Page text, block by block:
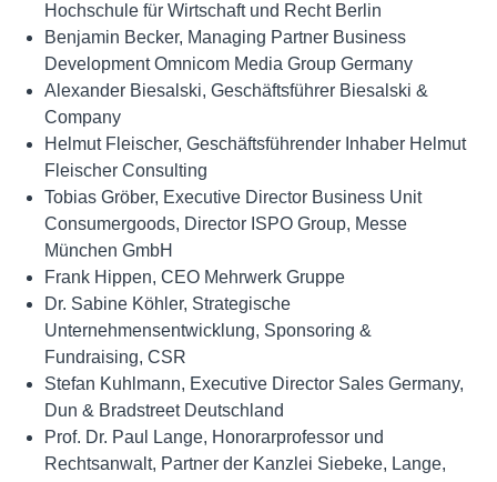
Hochschule für Wirtschaft und Recht Berlin
Benjamin Becker, Managing Partner Business
Development Omnicom Media Group Germany
Alexander Biesalski, Geschäftsführer Biesalski &
Company
Helmut Fleischer, Geschäftsführender Inhaber Helmut
Fleischer Consulting
Tobias Gröber, Executive Director Business Unit
Consumergoods, Director ISPO Group, Messe
München GmbH
Frank Hippen, CEO Mehrwerk Gruppe
Dr. Sabine Köhler, Strategische
Unternehmensentwicklung, Sponsoring &
Fundraising, CSR
Stefan Kuhlmann, Executive Director Sales Germany,
Dun & Bradstreet Deutschland
Prof. Dr. Paul Lange, Honorarprofessor und
Rechtsanwalt, Partner der Kanzlei Siebeke, Lange,